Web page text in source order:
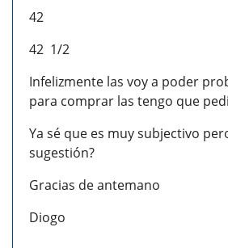
42
42 1/2
Infelizmente las voy a poder
para comprar las tengo que
Ya sé que es muy subjectivo
sugestión?
Gracias de antemano
Diogo